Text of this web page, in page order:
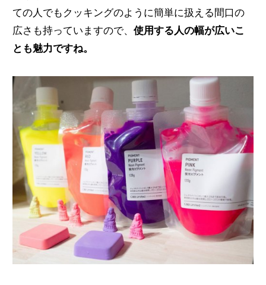
ての人でもクッキングのように簡単に扱える間口の
広さも持っていますので、 使用する人の幅が広いこ
とも魅力ですね。